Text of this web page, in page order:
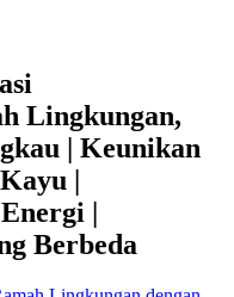
Lingkungan,
| Keunikan
|
|
Berbeda